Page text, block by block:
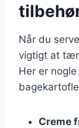
Når du
vigtigt at
Her er
Creme